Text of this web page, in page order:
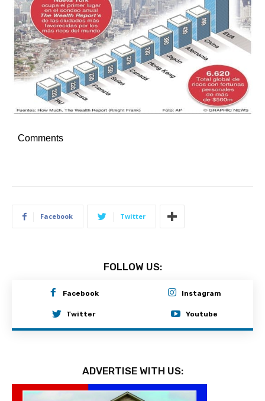
Comments
Facebook Twitter
FOLLOW US:
Facebook Instagram
Twitter Youtube
ADVERTISE WITH US: